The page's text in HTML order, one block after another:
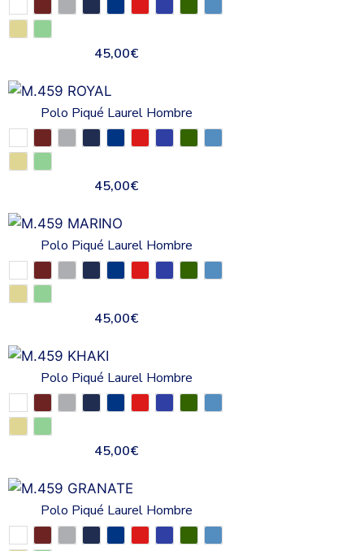
45,00€
Polo Piqué Laurel Hombre
45,00€
Polo Piqué Laurel Hombre
45,00€
Polo Piqué Laurel Hombre
45,00€
Polo Piqué Laurel Hombre